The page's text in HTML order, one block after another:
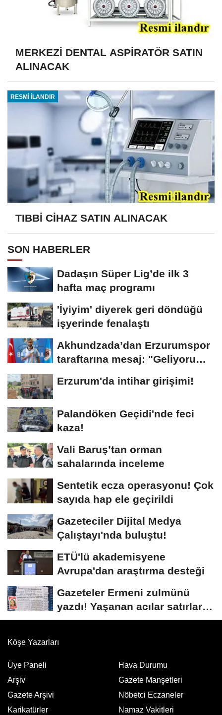
MERKEZİ DENTAL ASPİRATÖR SATIN
ALINACAK
RESMİ İLANDIR
TIBBİ CİHAZ SATIN ALINACAK
SON HABERLER
Dadaşın Süper Lig’de ilk 3
hafta maç programı
'İyiyim' diyerek geri döndüğü
işyerinde fenalaştı
Akhundzada’dan Erzurumspor
taraftarına mesaj: "Geliyorum
Erzurum'da intihar girişimi!
Palandöken Geçidi'nde feci
kaza!
Vali Baruş’tan orman
sahalarında inceleme
Sentetik ecza operasyonu! Çok
sayıda hap ele geçirildi
Gazeteciler Dijital Medya
Çalıştayı'nda buluştu!
ETÜ'lü akademisyene
Avrupa'dan araştırma desteği
Gazeteler Ermeni zulmünü
yazdı! Yaşanan acılar satırlara
böyle...
Köşe Yazarları
Üye Paneli
Arşiv
Gazete Arşivi
Karikatürler
Hava Durumu
Gazete Manşetleri
Nöbetci Eczaneler
Namaz Vakitleri